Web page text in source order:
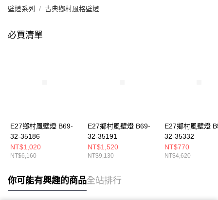
壁燈系列 古典鄉村風格壁燈
必買清單
E27鄉村風壁燈 B69-
32-35186
NT$1,020
NT$6,160
E27鄉村風壁燈 B69-
32-35191
NT$1,520
NT$9,130
E27鄉村風壁燈
32-35332
NT$770
NT$4,620
你可能有興趣的商品全站排行